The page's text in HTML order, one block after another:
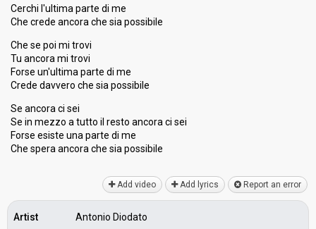
Cerchi l'ultima parte di me
Che crede ancora che sia possibile
Che se poi mi trovi
Tu ancora mi trovi
Forse un'ultima parte di me
Crede davvero che sia possibile
Se ancora ci sei
Se in mezzo a tutto il resto ancora ci sei
Forse esiste una parte di me
Che spera ancora che siа posѕibile
Add video Add lyrics Report an error
Artist
Antonio Diodato